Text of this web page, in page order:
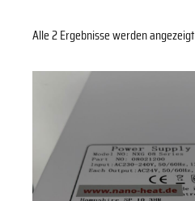
Alle 2 Ergebnisse werden angezeigt